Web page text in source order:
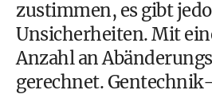
zustimmen, es gibt
Unsicherheiten. Mit
Anzahl an
gerechnet.